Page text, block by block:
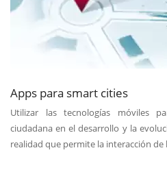
Apps para smart cities
Utilizar las tecnologías móviles
ciudadana en el desarrollo y la
realidad que permite la interacción